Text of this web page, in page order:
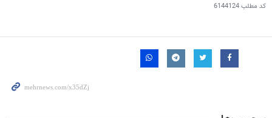
کد مطلب6144124